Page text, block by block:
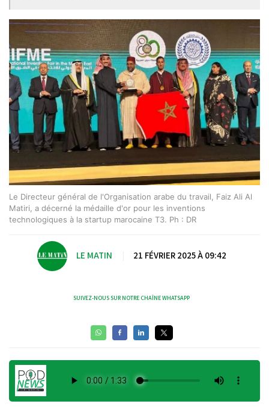
Le Directeur général de l'Organisation arabe du travail, Faiz Ali Al
Matiri, a décerné la médaille d'or pour les inventions
technologiques à la startup marocaine T3. Ph : DR
LE MATIN 21 FÉVRIER 2025 À 09:42
SUIVEZ-NOUS SUR NOTRE CHAÎNE WHATSAPP